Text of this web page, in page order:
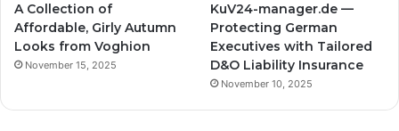
A Collection of
Affordable, Girly Autumn
Looks from Voghion
November 15, 2025
KuV24-manager.de —
Protecting German
Executives with Tailored
D&O Liability Insurance
November 10, 2025